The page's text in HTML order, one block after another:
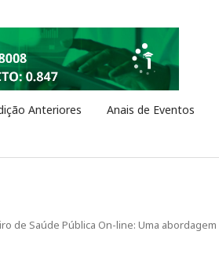
Anteriores Anais de Eventos
de Saúde Pública On-line: Uma